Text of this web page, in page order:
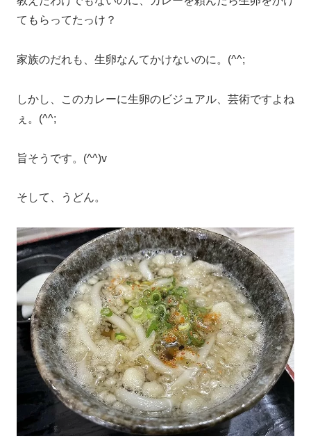
てもらってたっけ？
家族のだれも、生卵なんてかけないのに。(^^;
しかし、このカレーに生卵のビジュアル、芸術ですよね
ぇ。(^^;
旨そうです。(^^)v
そして、うどん。